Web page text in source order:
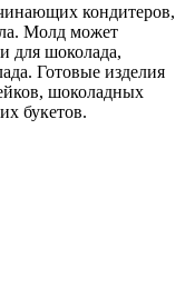
кондитеров,
Молд может
для шоколада,
Готовые изделия
шоколадных
букетов.